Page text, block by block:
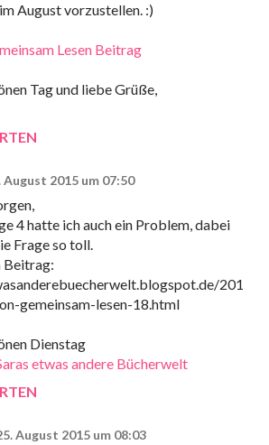
August vorzustellen. :)
Lesen Beitrag
Tag und liebe Grüße,
August 2015 um 07:50
4 hatte ich auch ein Problem, dabei
Frage so toll.
Beitrag:
201
gemeinsam-lesen-18.html
Dienstag
etwas andere Bücherwelt
August 2015 um 08:03